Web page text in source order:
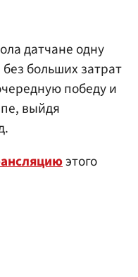
датчане одну
больших затрат
победу и
выйдя
этого